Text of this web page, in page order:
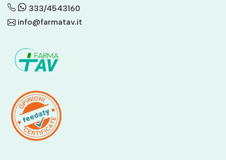
333/4543160
info@farmatav.it